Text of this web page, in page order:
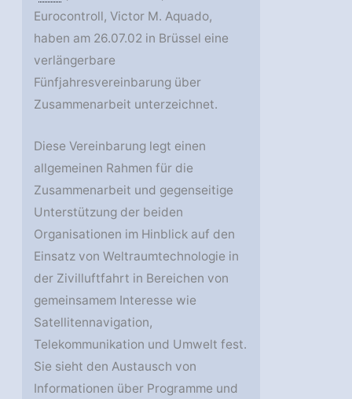
Eurocontroll, Victor M. Aquado,
haben am 26.07.02 in Brüssel eine
verlängerbare
Fünfjahresvereinbarung über
Zusammenarbeit unterzeichnet.
Diese Vereinbarung legt einen
allgemeinen Rahmen für die
Zusammenarbeit und gegenseitige
Unterstützung der beiden
Organisationen im Hinblick auf den
Einsatz von Weltraumtechnologie in
der Zivilluftfahrt in Bereichen von
gemeinsamem Interesse wie
Satellitennavigation,
Telekommunikation und Umwelt fest.
Sie sieht den Austausch von
Informationen über Programme und